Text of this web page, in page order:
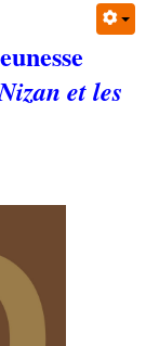
et les